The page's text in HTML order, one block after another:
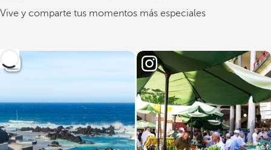
Vive y comparte tus momentos más especiales